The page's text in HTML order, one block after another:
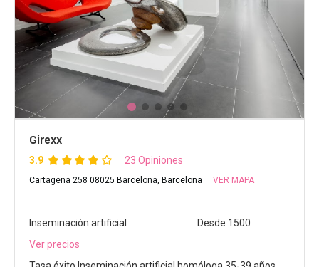
Girexx
3.9 23 Opiniones
Cartagena 258 08025 Barcelona, Barcelona VER MAPA
Inseminación artificial
Desde 1500
Ver precios